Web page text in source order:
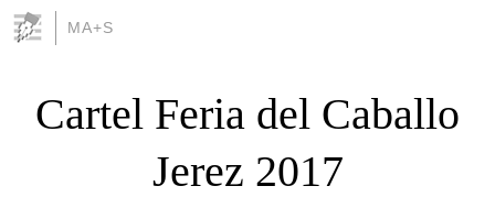
MA+S
Cartel Feria del Caballo
Jerez 2017